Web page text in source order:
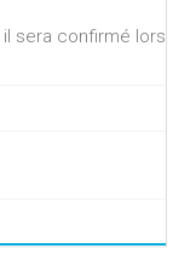
sera confirmé